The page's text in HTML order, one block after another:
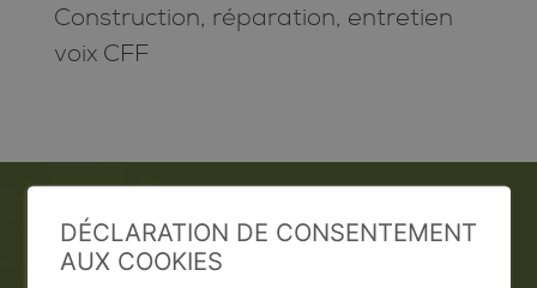
Construction, réparation, entretien
voix CFF
Emploi
DÉCLARATION DE CONSENTEMENT
AUX COOKIES